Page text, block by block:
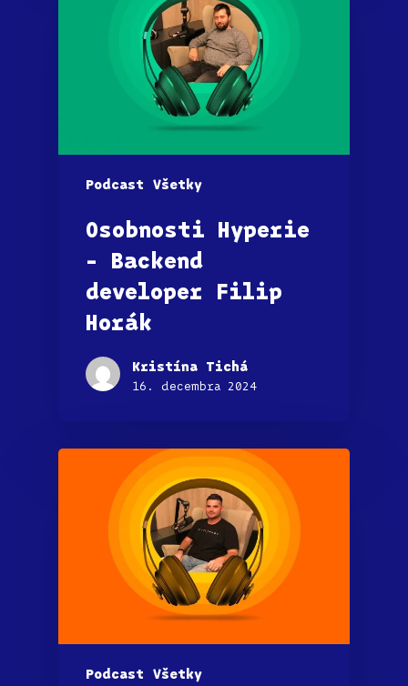
Podcast Všetky
Osobnosti Hyperie
– Backend
developer Filip
Horák
Kristína Tichá
16. decembra 2024
Podcast Všetky